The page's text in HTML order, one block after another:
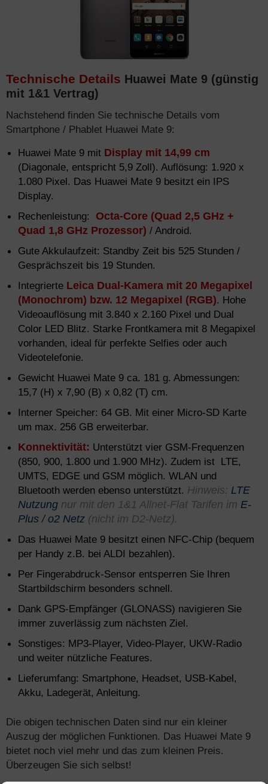
Technische Details Huawei Mate 9 (günstig
mit 1&1 Vertrag)
Nachstehend finden Sie technische Details vom
Smartphone / Phablet Huawei Mate 9:
Huawei Mate 9 mit Display mit 14,99 cm
(Diagonale, entspricht 5,9 Zoll). Auflösung: 1.920 x
1.080 Pixel. Das Huawei Mate 9 besitzt ein IPS
Display.
Rechenleistung: Octa-Core (Quad 2,5 GHz +
Quad 1,8 GHz Prozessor) / Android.
Gute Akkulaufzeit: Standby Zeit bis 525 Stunden /
Gesprächszeit bis 19 Stunden.
Integrierte Leica Dual-Kamera mit 20 Megapixel
(Monochrom) bzw. 12 Megapixel (RGB). Hohe
Videoauflösung mit 3.840 x 2.160 Pixel und Dual
Color LED Blitz. Starke Frontkamera mit 8 Megapixel
vorhanden, ideal für perfekte Selfies oder auch
Videotelefonie.
Gewicht Huawei Mate 9 ca. 181 g. Abmessungen:
15,7 (H) x 7,90 (B) x 0,82 (T) cm.
Interner Speicher: 64 GB. Mit einer Micro-SD Karte
um max. 256 GB erweiterbar.
Konnektivität: Unterstützt vier GSM-Frequenzen
(850, 900, 1.800 und 1.900 MHz). Zudem ist LTE,
UMTS, EDGE und GSM möglich. WLAN und
Bluetooth werden ebenso unterstützt. Hinweis: LTE
Nutzung nur mit den 1&1 Allnet-Flat Tarifen im E-
Plus / o2 Netz (nicht im D2-Netz).
Das Huawei Mate 9 besitzt einen NFC-Chip (bequem
per Handy z.B. bei ALDI bezahlen).
Per Fingerabdruck-Sensor entsperren Sie Ihren
Startbildschirm besonders schnell.
Dank GPS-Empfänger (GLONASS) navigieren Sie
immer zuverlässig zum nächsten Ziel.
Sonstiges: MP3-Player, Video-Player, UKW-Radio
und weiter nützliche Features.
Lieferumfang: Smartphone, Headset, USB-Kabel,
Akku, Ladegerät, Anleitung.
Die obigen technischen Daten sind nur ein kleiner
Auszug der möglichen Funktionen. Das Huawei Mate 9
bietet noch viel mehr und das zum kleinen Preis.
Überzeugen Sie sich selbst!